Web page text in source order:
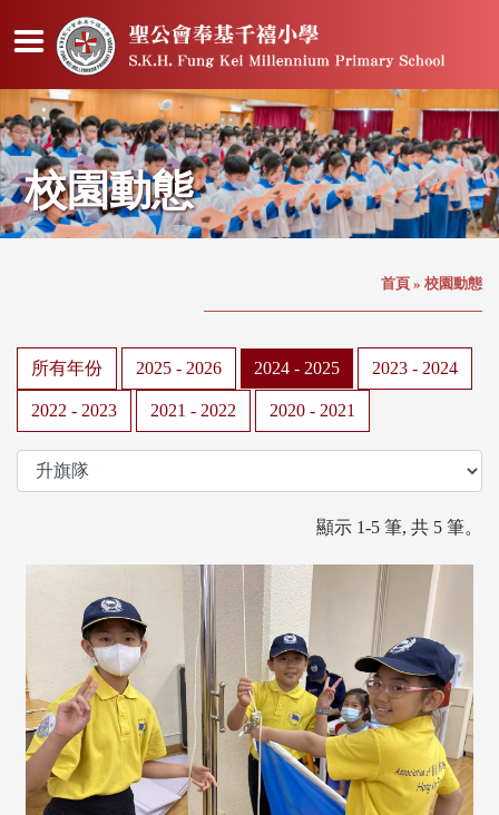
校園動態
首頁 » 校園動態
所有年份 2025 - 2026 2024 - 2025 2023 - 2024
2022 - 2023 2021 - 2022 2020 - 2021
顯示 1-5 筆, 共 5 筆。